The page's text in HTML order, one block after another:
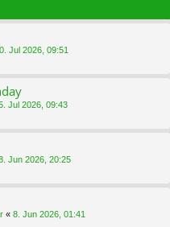
Jul 2026, 09:51
Jul 2026, 09:43
Jun 2026, 20:25
« 8. Jun 2026, 01:41